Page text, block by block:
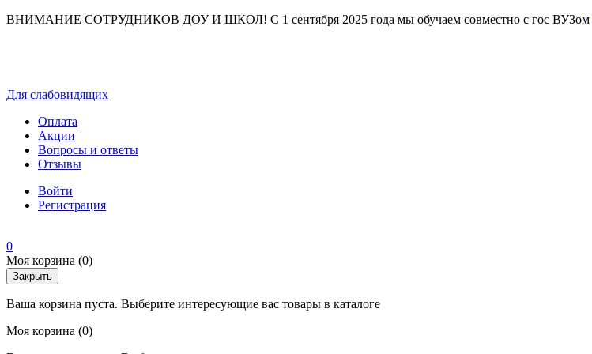
ВНИМАНИЕ СОТРУДНИКОВ ДОУ И ШКОЛ! С 1 сентября 2025 года мы обучаем совместно с гос ВУЗом
Для слабовидящих
Оплата
Акции
Вопросы и ответы
Отзывы
Войти
Регистрация
0
Моя корзина (0)
Закрыть
Ваша корзина пуста. Выберите интересующие вас товары в каталоге
Моя корзина (0)